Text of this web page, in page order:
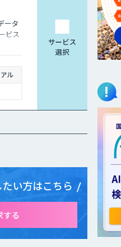
ータ
ビス
ル
サービス
選択
い方はこちら
する